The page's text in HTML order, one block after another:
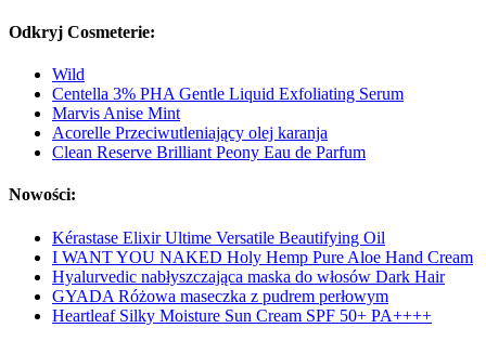
Odkryj Cosmeterie:
Wild
Centella 3% PHA Gentle Liquid Exfoliating Serum
Marvis Anise Mint
Acorelle Przeciwutleniający olej karanja
Clean Reserve Brilliant Peony Eau de Parfum
Nowości:
Kérastase Elixir Ultime Versatile Beautifying Oil
I WANT YOU NAKED Holy Hemp Pure Aloe Hand Cream
Hyalurvedic nabłyszczająca maska do włosów Dark Hair
GYADA Różowa maseczka z pudrem perłowym
Heartleaf Silky Moisture Sun Cream SPF 50+ PA++++